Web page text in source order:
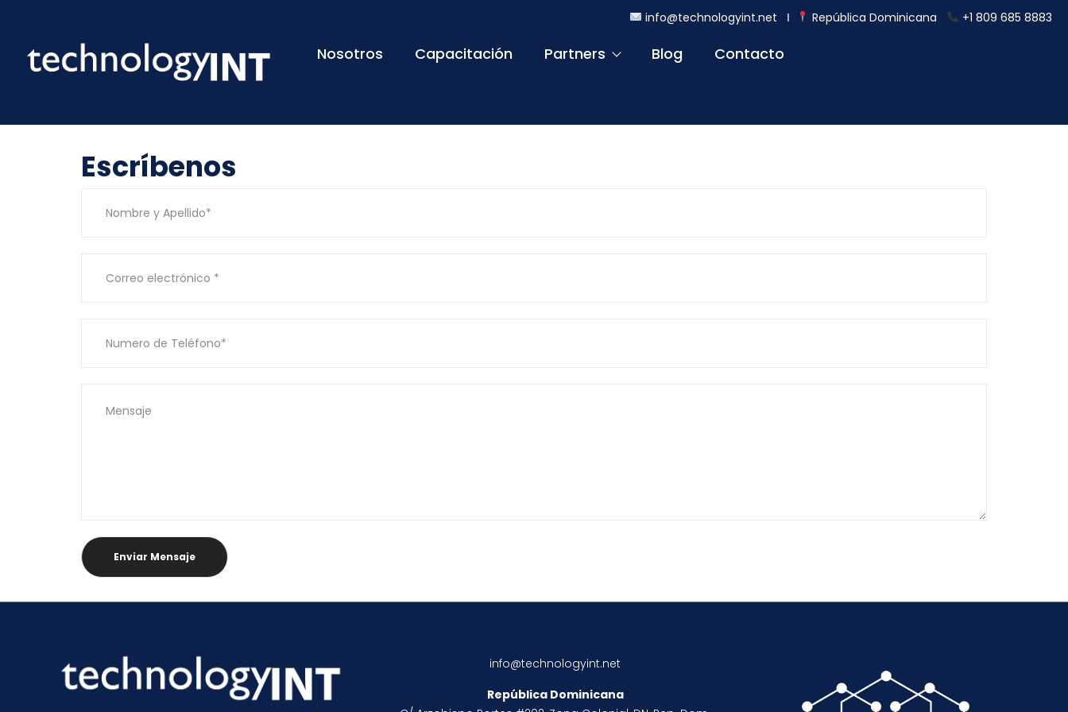
info@technologyint.net Ι República Dominicana +1 809 685 8883
Nosotros Capacitación Partners Blog Contacto
Escríbenos
info@technologyint.net
República Dominicana